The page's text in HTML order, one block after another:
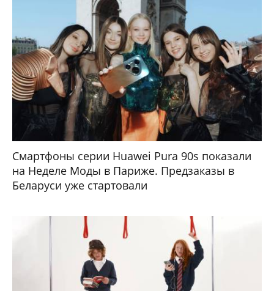
Смартфоны серии Huawei Pura 90s показали
на Неделе Моды в Париже. Предзаказы в
Беларуси уже стартовали